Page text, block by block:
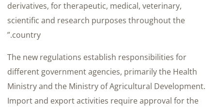
derivatives, for therapeutic, medical, veterinary,
scientific and research purposes throughout the
country.”
The new regulations establish responsibilities for
different government agencies, primarily the Health
Ministry and the Ministry of Agricultural Development.
Import and export activities require approval for the